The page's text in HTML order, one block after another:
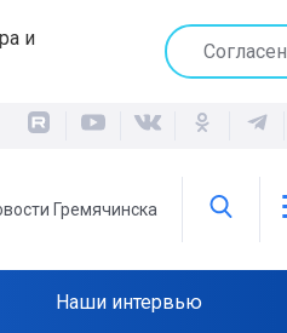
и
Согласен
Гремячинска
Наши интервью